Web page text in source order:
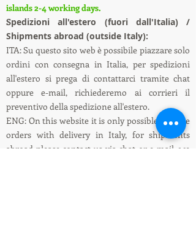
islands 2-4 working days.
Spedizioni all'estero (fuori dall'Italia) /
Shipments abroad (outside Italy):
ITA: Su questo sito web è possibile piazzare solo
ordini con consegna in Italia, per spedizioni
all'estero si prega di contattarci tramite chat
oppure e-mail, richiederemo ai corrieri il
preventivo della spedizione all'estero.
ENG: On this website it is only possible to place
orders with delivery in Italy, for shipments
abroad please contact us via chat or e-mail, we